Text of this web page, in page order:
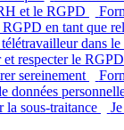
et le RGPD
en tant que
dans
respecter le RGPD
sereinement
données
la sous-traitance